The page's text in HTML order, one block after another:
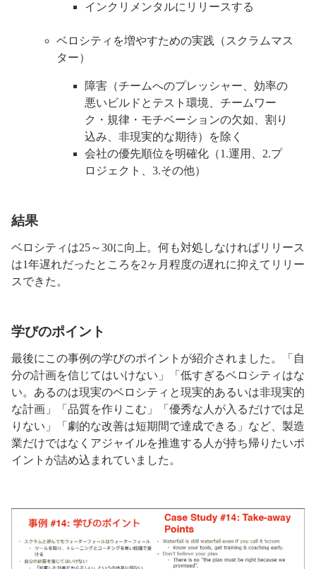
インクリメンタルにリリースする
ベロシティを増やすための実践（スクラムマス
ター）
障害（チームへのプレッシャー、効率の
悪いビルドとテスト環境、チームワー
ク・規律・モチベーションの欠如、割り
込み、非現実的な期待）を除く
会社の優先順位を明確化（1.運用、2.プ
ロジェクト、3.その他）
結果
ベロシティは25～30に向上。何も対処しなければリリース
は1年遅れだったところを2ヶ月程度の遅れに抑えてリリー
スできた。
学びのポイント
最後にこの事例の学びのポイントが紹介されました。「自
分の計画を信じてはいけない」「低すぎるベロシティはな
い。あるのは現実のベロシティと現実的あるいは非現実的
な計画」「品質を作りこむ」「優秀な人が入るだけでは足
りない」「劇的な改善は短期間で達成できる」など、製造
業だけではなくアジャイルを推進する人が持ち帰りたいポ
イントが詰め込まれていました。